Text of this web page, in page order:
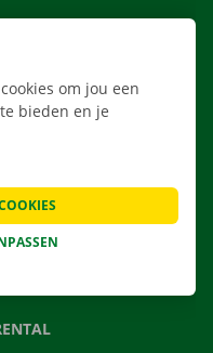
om jou een
bieden en je